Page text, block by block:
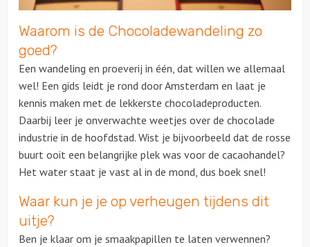
Over ons
Waarom is de Chocoladewandeling zo
goed?
Een wandeling en proeverij in één, dat willen we allemaal
wel! Een gids leidt je rond door Amsterdam en laat je
kennis maken met de lekkerste chocoladeproducten.
Daarbij leer je onverwachte weetjes over de chocolade
industrie in de hoofdstad. Wist je bijvoorbeeld dat de rosse
buurt ooit een belangrijke plek was voor de cacaohandel?
Het water staat je vast al in de mond, dus boek snel!
Waar kun je je op verheugen tijdens dit
uitje?
Ben je klaar om je smaakpapillen te laten verwennen?